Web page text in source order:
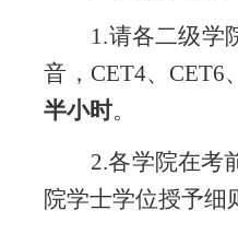
1.请各二级学
音，CET4、CET6
半小时。
2.各学院在考
院学士学位授予细